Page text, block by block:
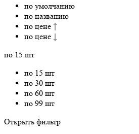
по умолчанию
по названию
по цене ↑
по цене ↓
по 15 шт
по 15 шт
по 30 шт
по 60 шт
по 99 шт
Открыть фильтр